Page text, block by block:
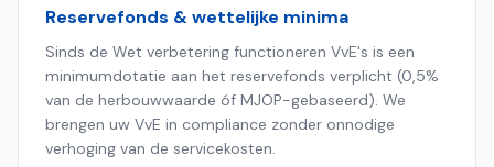
Reservefonds & wettelijke minima
Sinds de Wet verbetering functioneren VvE's is een
minimumdotatie aan het reservefonds verplicht (0,5%
van de herbouwwaarde óf MJOP-gebaseerd). We
brengen uw VvE in compliance zonder onnodige
verhoging van de servicekosten.